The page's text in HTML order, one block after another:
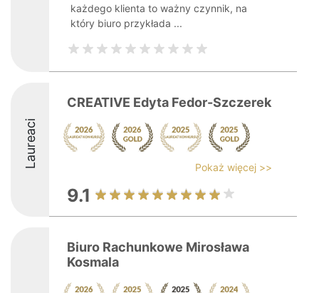
każdego klienta to ważny czynnik, na
który biuro przykłada ...
Laureaci
CREATIVE Edyta Fedor-Szczerek
Pokaż więcej >>
9.1
Biuro Rachunkowe Mirosława
Kosmala